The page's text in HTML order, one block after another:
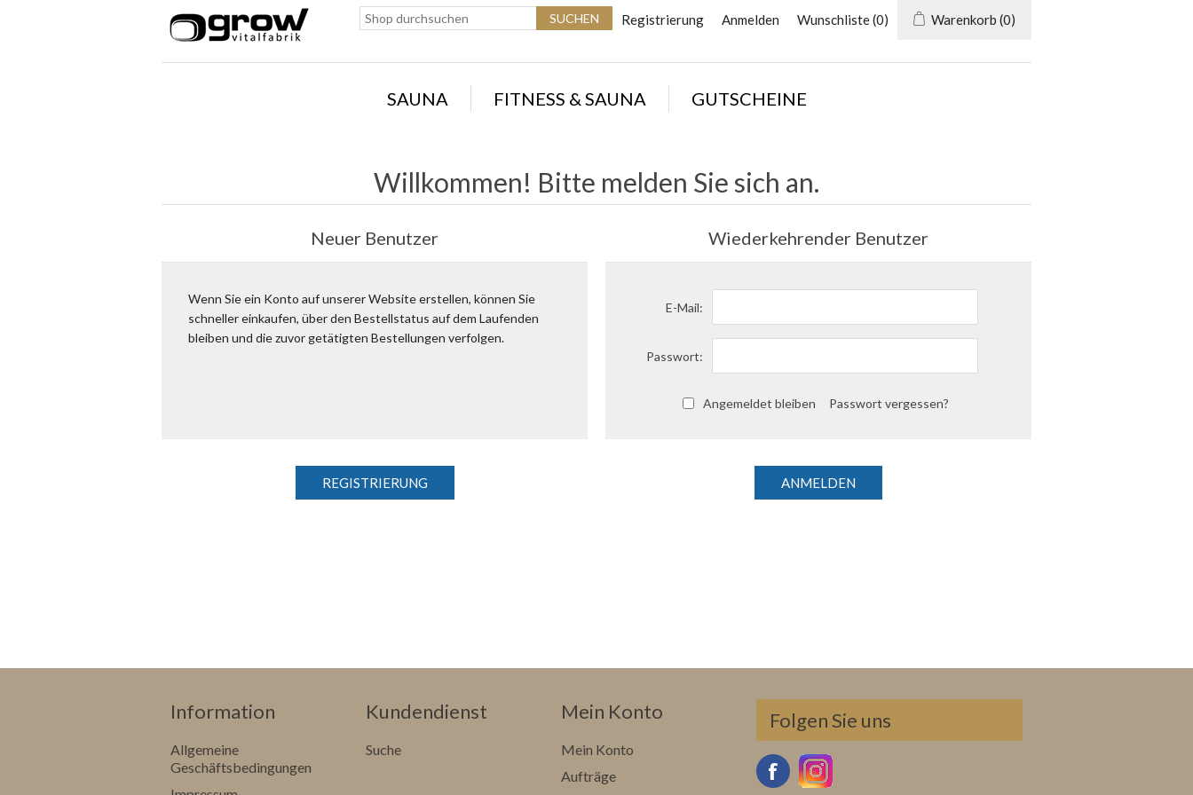
Registrierung Anmelden Wunschliste(0) Warenkorb (0)
SAUNA FITNESS & SAUNA GUTSCHEINE
Willkommen! Bitte melden Sie sich an.
Neuer Benutzer
Wenn Sie ein Konto auf unserer Website erstellen, können Sie
schneller einkaufen, über den Bestellstatus auf dem Laufenden
bleiben und die zuvor getätigten Bestellungen verfolgen.
Wiederkehrender Benutzer
E-Mail:
Passwort:
Angemeldet bleiben Passwort vergessen?
Information
Allgemeine
Geschäftsbedingungen
Kundendienst
Suche
Mein Konto
Mein Konto
Aufträge
Folgen Sie uns